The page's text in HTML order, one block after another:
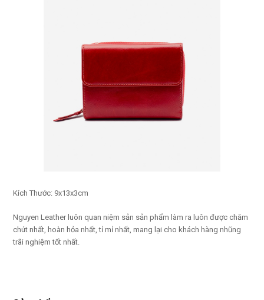
Kích Thước: 9x13x3cm
Nguyen Leather luôn quan niệm sản sản phẩm làm ra luôn được chăm
chút nhất, hoàn hỏa nhất, tỉ mỉ nhất, mang lại cho khách hàng nhũng
trãi nghiệm tốt nhất.